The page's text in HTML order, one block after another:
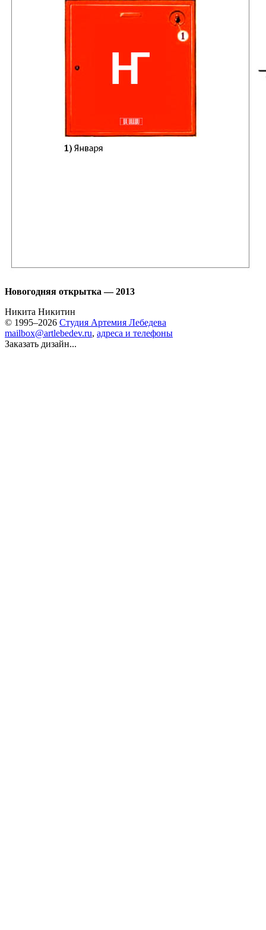
Новогодняя открытка — 2013
Никита Никитин
© 1995–2026 Студия Артемия Лебедева
mailbox@artlebedev.ru, адреса и телефоны
Заказать дизайн...